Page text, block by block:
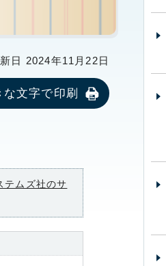
2024年11月22日
な文字で印刷
テムズ社のサ